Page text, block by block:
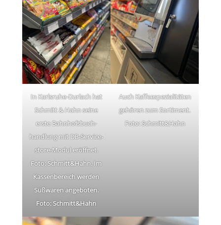
In Karls­ruhe-Dur­lach hat
Schmitt & Hahn seine
erste Bahn­hofs­buch­
hand­lung mit DB-Ser­vice­
s­tore-Modul eröff­net.
Foto: Schmitt&Hahn. Im
Kas­sen­be­reich wer­den
Süß­wa­ren ange­bo­ten.
Foto: Schmitt&Hahn
Auch Kaf­fee­spe­zia­li­tä­ten
gehö­ren zum Sor­ti­ment.
Foto: Schmitt&Hahn